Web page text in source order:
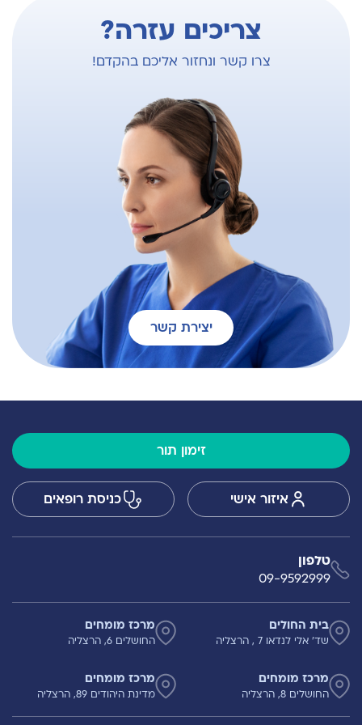
צריכים עזרה?
צרו קשר ונחזור אליכם בהקדם!
יצירת קשר
זימון תור
איזור אישי כניסת רופאים
טלפון
09-9592999
בית החולים
שד' אלי לנדאו 7 , הרצליה
מרכז מומחים
החושלים 6, הרצליה
מרכז מומחים
החושלים 8, הרצליה
מרכז מומחים
מדינת היהודים 89, הרצליה